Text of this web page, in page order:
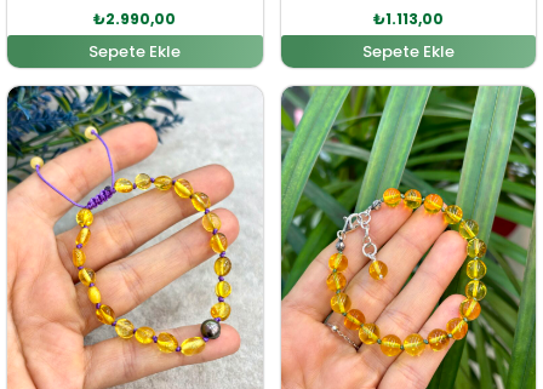
₺2.990,00
Sepete Ekle
₺1.113,00
Sepete Ekle
Orijinal fiyat: ₺898,00.
Şu andaki fiyat: ₺816,00. Orijinal fiyat:Şu andaki